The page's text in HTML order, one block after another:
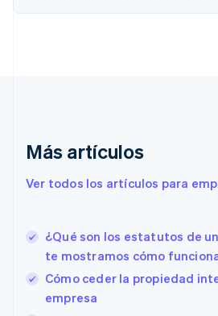
Más artículos
Ver todos los artículos para
¿Qué son los estatutos de
te mostramos cómo
Cómo ceder la propiedad
empresa
EnglishFrançais
English
Emiratos Árabes Unidos
Eslovenia
English
España
EspañolEnglish
Estados Unidos